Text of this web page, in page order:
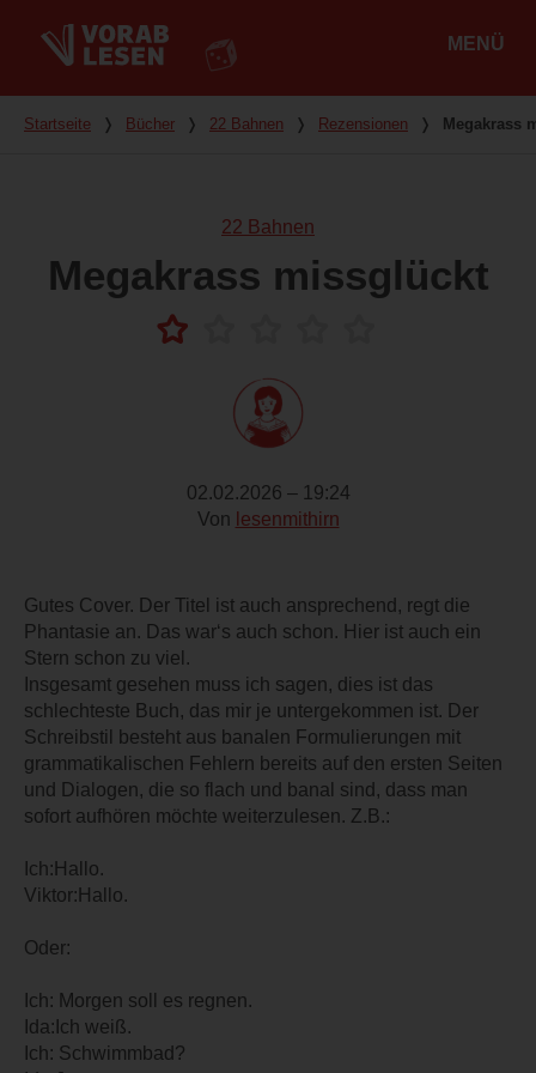
MENÜ
Du bist hier
Startseite ❭ Bücher ❭ 22 Bahnen ❭ Rezensionen ❭ Megakrass
22 Bahnen
Megakrass missglückt
02.02.2026 – 19:24
Von lesenmithirn
Gutes Cover. Der Titel ist auch ansprechend, regt die
Phantasie an. Das war‘s auch schon. Hier ist auch ein
Stern schon zu viel.
Insgesamt gesehen muss ich sagen, dies ist das
schlechteste Buch, das mir je untergekommen ist. Der
Schreibstil besteht aus banalen Formulierungen mit
grammatikalischen Fehlern bereits auf den ersten Seiten
und Dialogen, die so flach und banal sind, dass man
sofort aufhören möchte weiterzulesen. Z.B.:
Ich:Hallo.
Viktor:Hallo.
Oder:
Ich: Morgen soll es regnen.
Ida:Ich weiß.
Ich: Schwimmbad?